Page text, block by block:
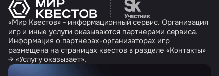
Перейти на сайт
«Мир Квестов» - информационный сервис. Организация
игр и иные услуги оказываются партнерами сервиса.
Информация о партнерах-организаторах игр
размещена на страницах квестов в разделе «Контакты»
→ «Услугу оказывает».